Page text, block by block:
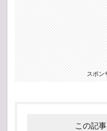
スポン
この記